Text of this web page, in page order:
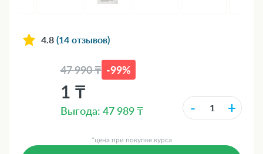
4.8 (14 отзывов)
47 990 ₸ -99%
1 ₸
Выгода: 47 989 ₸ - +
*цена при покупке курса